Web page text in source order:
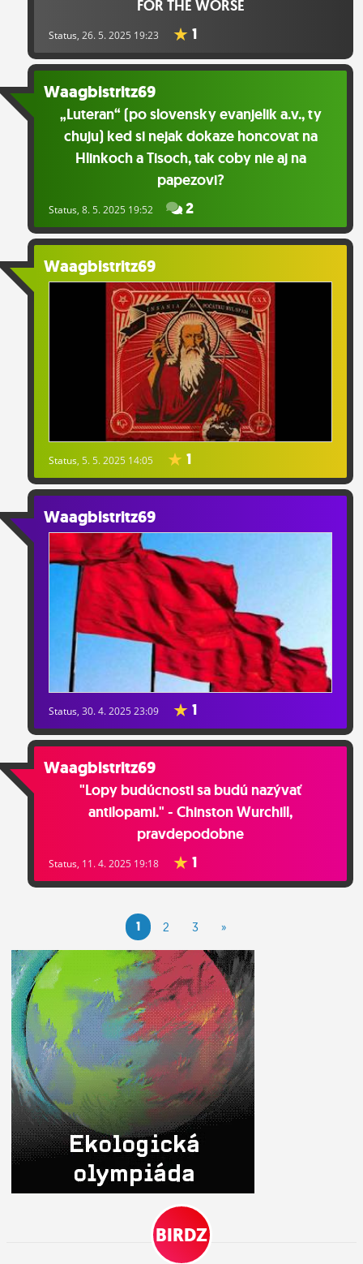
FOR THE WORSE
Status, 26. 5. 2025 19:23 1
Waagbistritz69
„Luteran“ (po slovensky evanjelik a.v., ty
chuju) ked si nejak dokaze honcovat na
Hlinkoch a Tisoch, tak coby nie aj na
papezovi?
Status, 8. 5. 2025 19:52 2
Waagbistritz69
Status, 5. 5. 2025 14:05 1
Waagbistritz69
Status, 30. 4. 2025 23:09 1
Waagbistritz69
"Lopy budúcnosti sa budú nazývať
antilopami." - Chinston Wurchill,
pravdepodobne
Status, 11. 4. 2025 19:18 1
1 2 3 »
BIRDZ